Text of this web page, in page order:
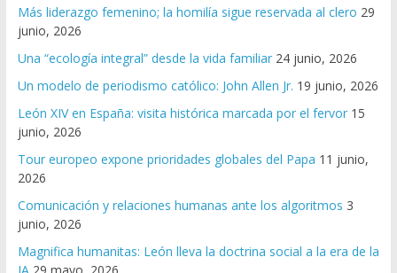
Más liderazgo femenino; la homilía sigue reservada al clero 29
junio, 2026
Una “ecología integral” desde la vida familiar 24 junio, 2026
Un modelo de periodismo católico: John Allen Jr. 19 junio, 2026
León XIV en España: visita histórica marcada por el fervor 15
junio, 2026
Tour europeo expone prioridades globales del Papa 11 junio,
2026
Comunicación y relaciones humanas ante los algoritmos 3
junio, 2026
Magnifica humanitas: León lleva la doctrina social a la era de la